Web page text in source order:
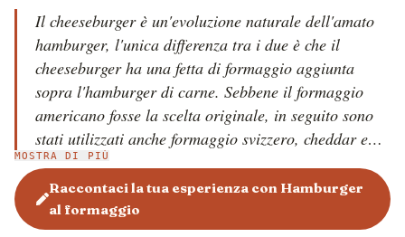
Il cheeseburger è un'evoluzione naturale dell'amato
hamburger, l'unica differenza tra i due è che il
cheeseburger ha una fetta di formaggio aggiunta
sopra l'hamburger di carne. Sebbene il formaggio
americano fosse la scelta originale, in seguito sono
stati utilizzati anche formaggio svizzero, cheddar e
numerosi formaggi erborinati per preparare questo
panino appetitoso. Come per la maggior parte dei
piatti estremamente popolari, la storia del
cheeseburger è un po' complicata. Aggiungere
MOSTRA DI PIÙ
Raccontaci la tua esperienza con Hamburger
al formaggio